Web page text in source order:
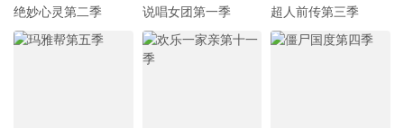
绝妙心灵第二季 说唱女团第一季 超人前传第三季